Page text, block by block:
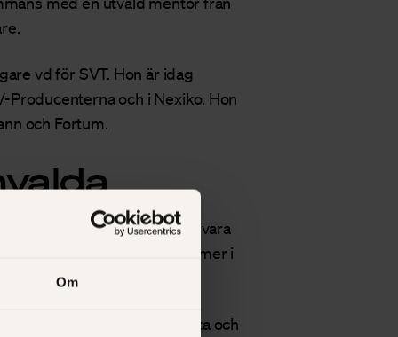
Om
vd för SVT. Hon är idag
Producenterna och i Nexiko. Hon
och Fortum.
är att företaget måste vara
med 5 miljoner eller mer i
har en egen åsikt, vågar testa och